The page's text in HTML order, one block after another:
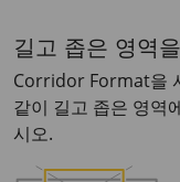
길고 좁은 영역
Corridor Format을
같이 길고 좁은 영역
시오.